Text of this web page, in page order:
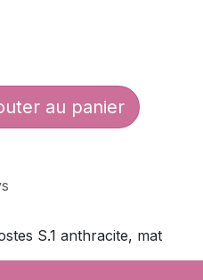
au panier
S.1 anthracite, mat